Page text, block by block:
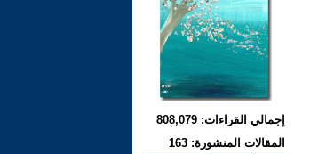
إجمالي القراءات: 808,079
المقالات المنشورة: 163